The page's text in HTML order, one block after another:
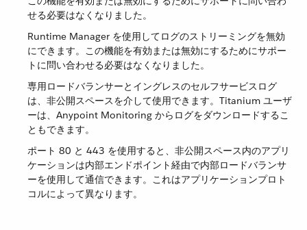
せる必要はなくなりました。
Runtime Manager を使用してログのストリーミングを無効
にできます。この機能を有効または無効にするためにサポー
トに問い合わせる必要はなくなりました。
専用ロードバランサーとイングレスのセルフサービスログ
は、非公開スペースを介して使用できます。Titanium ユーザ
ーは、Anypoint Monitoring からログをダウンロードするこ
ともできます。
ポート 80 と 443 を使用すると、非公開スペース内のアプリ
ケーションは内部エンドポイント経由で内部ロードバランサ
ーを使用して通信できます。これはアプリケーションプロト
コルによって異なります。